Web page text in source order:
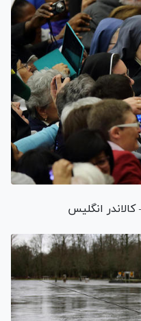
انگلیس